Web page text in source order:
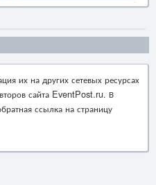
их на других сетевых ресурсах
сайта EventPost.ru. В
ссылка на страницу